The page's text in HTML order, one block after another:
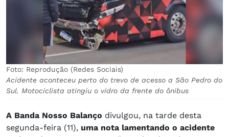
Foto: Reprodução (Redes Sociais)
Acidente aconteceu perto do trevo de acesso a São Pedro do
Sul. Motociclista atingiu o vidro da frente do ônibus
A Banda Nosso Balanço divulgou, na tarde desta
segunda-feira (11), uma nota lamentando o acidente